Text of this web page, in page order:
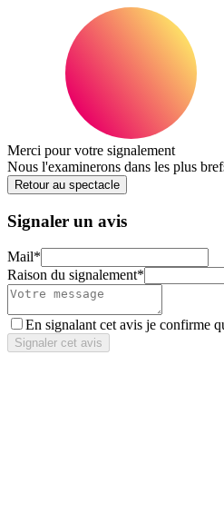
Merci pour votre signalement
Nous l'examinerons dans les plus
Retour au spectacle
Signaler un avis
Mail*
Raison du signalement*
En signalant cet avis je confirme
Signaler cet avis